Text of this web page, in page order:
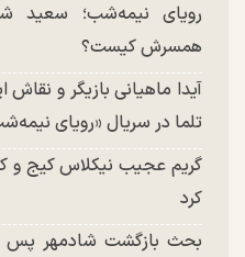
رویای نیمه‌شب؛ سعید
همسرش کیست؟
آیدا ماهیانی بازیگر و نقاش
تلما در سریال «رویای
گریم عجیب نیکلاس کیج و
کرد
بحث بازگشت شادمهر پس